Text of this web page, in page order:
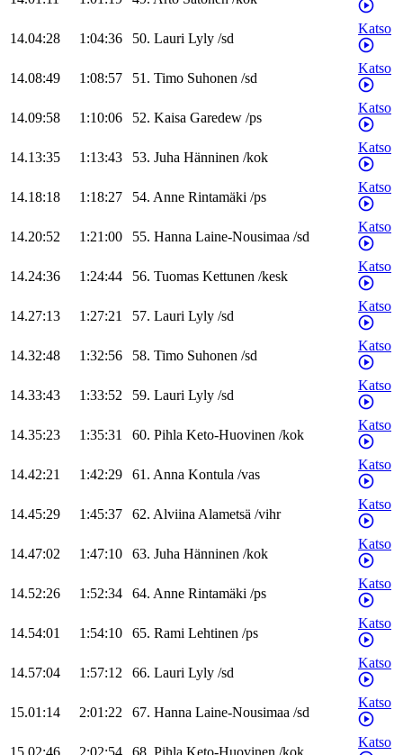
14.04:28 1:04:36 50. Lauri Lyly /sd
Katso
14.08:49 1:08:57 51. Timo Suhonen /sd
Katso
14.09:58 1:10:06 52. Kaisa Garedew /ps
Katso
14.13:35 1:13:43 53. Juha Hänninen /kok
Katso
14.18:18 1:18:27 54. Anne Rintamäki /ps
Katso
14.20:52 1:21:00 55. Hanna Laine-Nousimaa /sd
Katso
14.24:36 1:24:44 56. Tuomas Kettunen /kesk
Katso
14.27:13 1:27:21 57. Lauri Lyly /sd
Katso
14.32:48 1:32:56 58. Timo Suhonen /sd
Katso
14.33:43 1:33:52 59. Lauri Lyly /sd
Katso
14.35:23 1:35:31 60. Pihla Keto-Huovinen /kok
Katso
14.42:21 1:42:29 61. Anna Kontula /vas
Katso
14.45:29 1:45:37 62. AlviinaAlametsä /vihr
Katso
14.47:02 1:47:10 63. Juha Hänninen /kok
Katso
14.52:26 1:52:34 64. Anne Rintamäki /ps
Katso
14.54:01 1:54:10 65. Rami Lehtinen /ps
Katso
14.57:04 1:57:12 66. Lauri Lyly /sd
Katso
15.01:14 2:01:22 67. Hanna Laine-Nousimaa /sd
Katso
Katso